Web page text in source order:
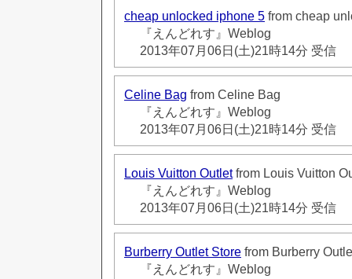
cheap unlocked iphone 5 from cheap
『えんどれす』Weblog
2013年07月06日(土)21時14分 受信
Celine Bag from Celine Bag
『えんどれす』Weblog
2013年07月06日(土)21時14分 受信
Louis Vuitton Outletfrom Louis Vuitton
『えんどれす』Weblog
2013年07月06日(土)21時14分 受信
Burberry Outlet Store from Burberry
『えんどれす』Weblog